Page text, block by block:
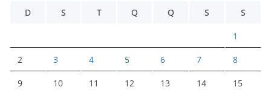
D
S T Q Q S S
1
2 3 4 5 6 7 8
9 10 11 12 13 14 15